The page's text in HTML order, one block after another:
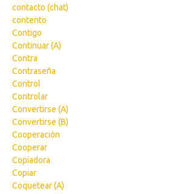
contacto (chat)
contento
Contigo
Continuar (A)
Contra
Contraseña
Control
Controlar
Convertirse (A)
Convertirse (B)
Cooperación
Cooperar
Copiadora
Copiar
Coquetear (A)